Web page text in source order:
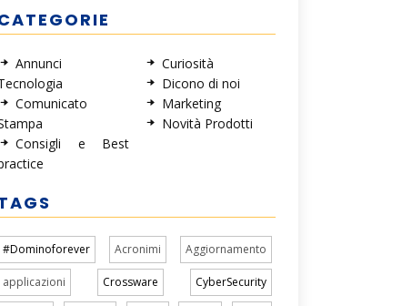
Annunci
Comunicato
Consigli e Best
Curiosità
Dicono di noi
Marketing
Novità Prodotti
#Dominoforever Acronimi Aggiornamento
applicazioni Crossware CyberSecurity